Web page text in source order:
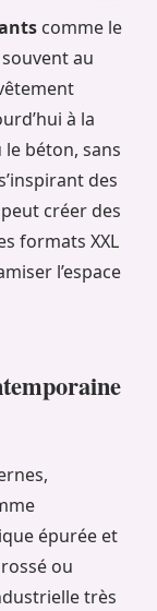
comme le
au
à la
béton, sans
des
créer des
formats XXL
l’espace
épurée et
ou
très